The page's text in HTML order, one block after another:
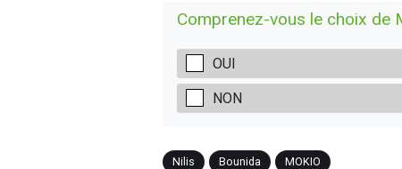
Comprenez-vous le choix de
OUI
NON
Nilis Bounida MOKIO